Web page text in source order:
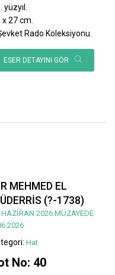
yüzyıl.
x 27 cm.
Rado Koleksiyonu.
ESER DETAYINI GÖR
MEHMED EL
(?-1738)
2026 MÜZAYEDE
Hat
No: 40